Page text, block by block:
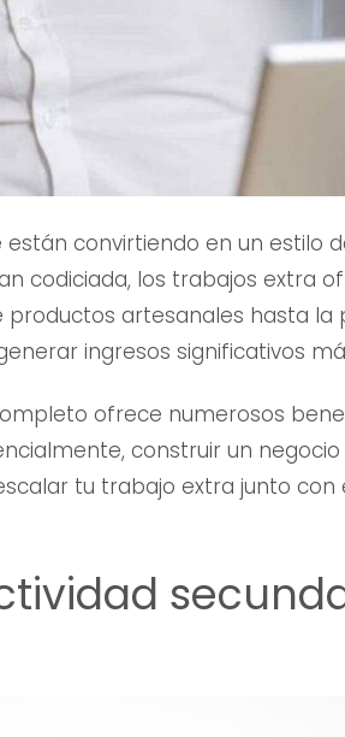
convirtiendo en un estilo
codiciada, los trabajos extra
artesanales hasta la
ingresos significativos
ofrece numerosos
construir un
tu trabajo extra junto